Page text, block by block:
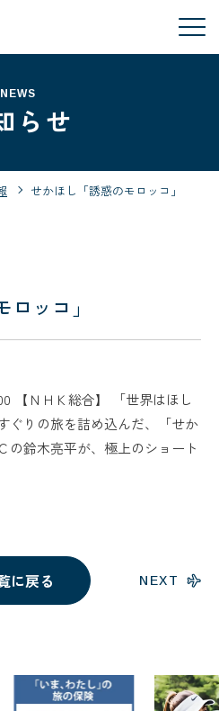
NEWS
らせ
せかほし「誘惑のモロッコ」
ッコ」
【ＮＨＫ総合】 「世界はほし
ぐりの旅を詰め込んだ、「せか
の鈴木亮平が、極上のショート
に戻る NEXT